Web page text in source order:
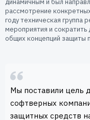
динамичным и был
рассмотрение
году техническая
мероприятия и сократить
общих концепций защиты
Мы поставили цель
софтверных
защитных средств